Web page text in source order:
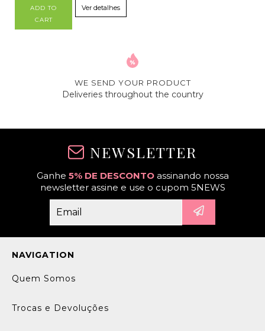
ADD TO
CART
Ver detalhes
WE SEND YOUR PRODUCT
Deliveries throughout the country
NEWSLETTER
Ganhe 5% DE DESCONTOassinando nossa
newsletter assine e use o cupom 5NEWS
NAVIGATION
Quem Somos
Trocas e Devoluções